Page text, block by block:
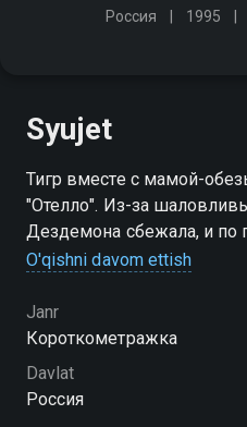
Россия
1995
Syujet
Тигр вместе с мамой-
"Отелло". Из-за
Дездемона сбежала, и по
обезьяна заменяет её
O'qishni davom ettish
Janr
Короткометражка
Davlat
Россия